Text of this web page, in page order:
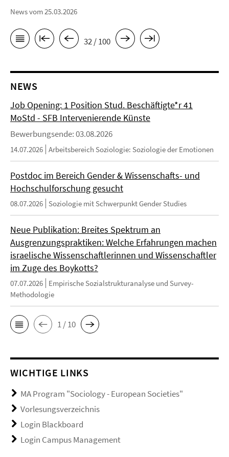
News vom 25.03.2026
32 / 100
NEWS
Job Opening: 1 Position Stud. Beschäftigte*r 41
MoStd - SFB Intervenierende Künste
Bewerbungsende: 03.08.2026
14.07.2026 Arbeitsbereich Soziologie: Soziologie der Emotionen
Postdoc im Bereich Gender & Wissenschafts- und
Hochschulforschung gesucht
08.07.2026 Soziologie mit Schwerpunkt Gender Studies
Neue Publikation: Breites Spektrum an
Ausgrenzungspraktiken: Welche Erfahrungen machen
israelische Wissenschaftlerinnen und Wissenschaftler
im Zuge des Boykotts?
07.07.2026
Empirische Sozialstrukturanalyse und Survey-
Methodologie
1 / 10
WICHTIGE LINKS
MA Program "Sociology - European Societies"
Vorlesungsverzeichnis
Login Blackboard
Login Campus Management